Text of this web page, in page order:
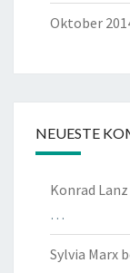
Oktober
NEUESTE
Konrad Lanz
…
Sylvia Marx